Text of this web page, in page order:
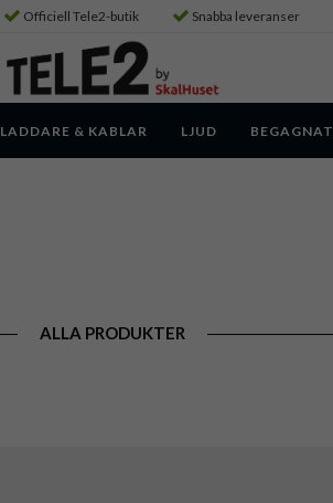
Officiell Tele2-butik Snabba leveranser
LADDARE & KABLAR LJUD BEGAGNAT
ALLA PRODUKTER